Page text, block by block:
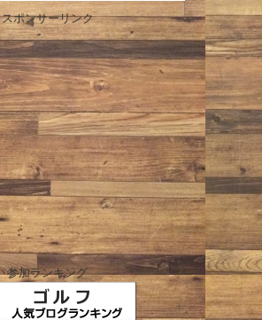
スポンサーリンク
参加ランキング